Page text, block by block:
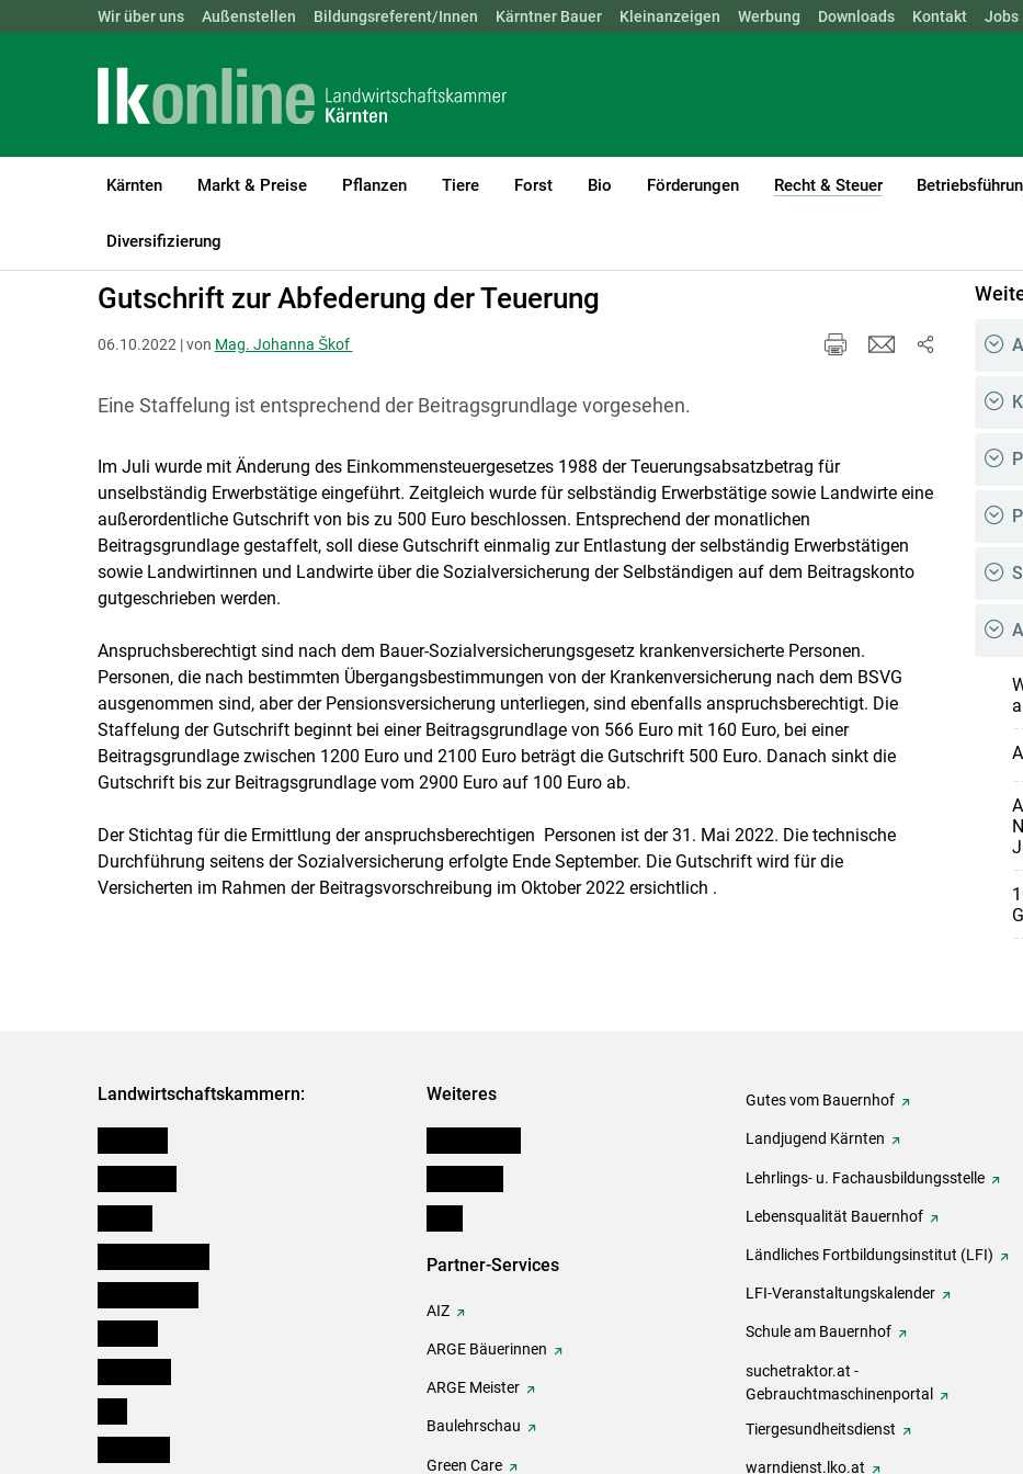
Skip to main content
Landwirtschaftskammern: ÖSTERREICH BGLD KTN NÖ OÖ SBG STMK TIROL VBG WIEN
Wir über uns Außenstellen Bildungsreferent/Innen Kärntner Bauer Kleinanzeigen Werbung Downloads Kontakt Jobs
Kärnten Markt & Preise Pflanzen Tiere Forst Bio Förderungen Recht & Steuer
(current)1
Diversifizierung
LK Kärnten Recht & Steuer
Gutschrift zur Abfederung der Teuerung
06.10.2022 | von Mag. Johanna Škof
Eine Staffelung ist entsprechend der Beitragsgrundlage vorgesehen.
Im Juli wurde mit Änderung des Einkommensteuergesetzes 1988 der Teuerungsabsatzbetrag für
unselbständig Erwerbstätige eingeführt. Zeitgleich wurde für selbständig Erwerbstätige sowie Landwirte eine
außerordentliche Gutschrift von bis zu 500 Euro beschlossen. Entsprechend der monatlichen
Beitragsgrundlage gestaffelt, soll diese Gutschrift einmalig zur Entlastung der selbständig Erwerbstätigen
sowie Landwirtinnen und Landwirte über die Sozialversicherung der Selbständigen auf dem Beitragskonto
gutgeschrieben werden.
Anspruchsberechtigt sind nach dem Bauer-Sozialversicherungsgesetz krankenversicherte Personen.
Personen, die nach bestimmten Übergangsbestimmungen von der Krankenversicherung nach dem BSVG
ausgenommen sind, aber der Pensionsversicherung unterliegen, sind ebenfalls anspruchsberechtigt. Die
Staffelung der Gutschrift beginnt bei einer Beitragsgrundlage von 566 Euro mit 160 Euro, bei einer
Beitragsgrundlage zwischen 1200 Euro und 2100 Euro beträgt die Gutschrift 500 Euro. Danach sinkt die
Gutschrift bis zur Beitragsgrundlage vom 2900 Euro auf 100 Euro ab.
Der Stichtag für die Ermittlung der anspruchsberechtigen Personen ist der 31. Mai 2022. Die technische
Durchführung seitens der Sozialversicherung erfolgte Ende September. Die Gutschrift wird für die
Versicherten im Rahmen der Beitragsvorschreibung im Oktober 2022 ersichtlich .
Landwirtschaftskammern: Weiteres
Partner-Services
AIZ
ARGE Bäuerinnen
ARGE Meister
Baulehrschau
Green Care
Gutes vom Bauernhof
Landjugend Kärnten
Lehrlings- u. Fachausbildungsstelle
Lebensqualität Bauernhof
Ländliches Fortbildungsinstitut (LFI)
LFI-Veranstaltungskalender
Schule am Bauernhof
suchetraktor.at -
Gebrauchtmaschinenportal
Tiergesundheitsdienst
warndienst.lko.at